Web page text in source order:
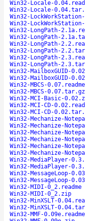
Win32-Locale-
Win32-Locale-
Win32-
Win32-
Win32-LongPath-
Win32-LongPath-
Win32-LongPath-
Win32-LongPath-
Win32-LongPath-
Win32-LongPath-
Win32-MailboxGUID-
Win32-MailboxGUID-
Win32-MBCS-0.07.readme
Win32-MBCS-0.07.tar.gz
Win32-MCI-Basic-
Win32-MCI-CD-
Win32-MCI-CD-
Win32-Mechanize-
Win32-Mechanize-
Win32-Mechanize-
Win32-Mechanize-
Win32-Mechanize-
Win32-Mechanize-
Win32-MediaPlayer-
Win32-MediaPlayer-
Win32-MessageLoop-
Win32-MessageLoop-
Win32-MIDI-0_2.readme
Win32-MIDI-0_2.zip
Win32-MinXSLT-
Win32-MinXSLT-
Win32-MMF-0.09e.readme